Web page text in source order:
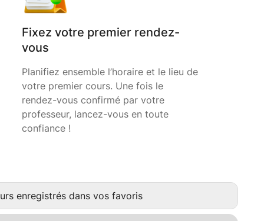
Fixez votre premier rendez-
vous
Planifiez ensemble l’horaire et le lieu de
votre premier cours. Une fois le
rendez-vous confirmé par votre
professeur, lancez-vous en toute
confiance !
enregistrés dans vos favoris